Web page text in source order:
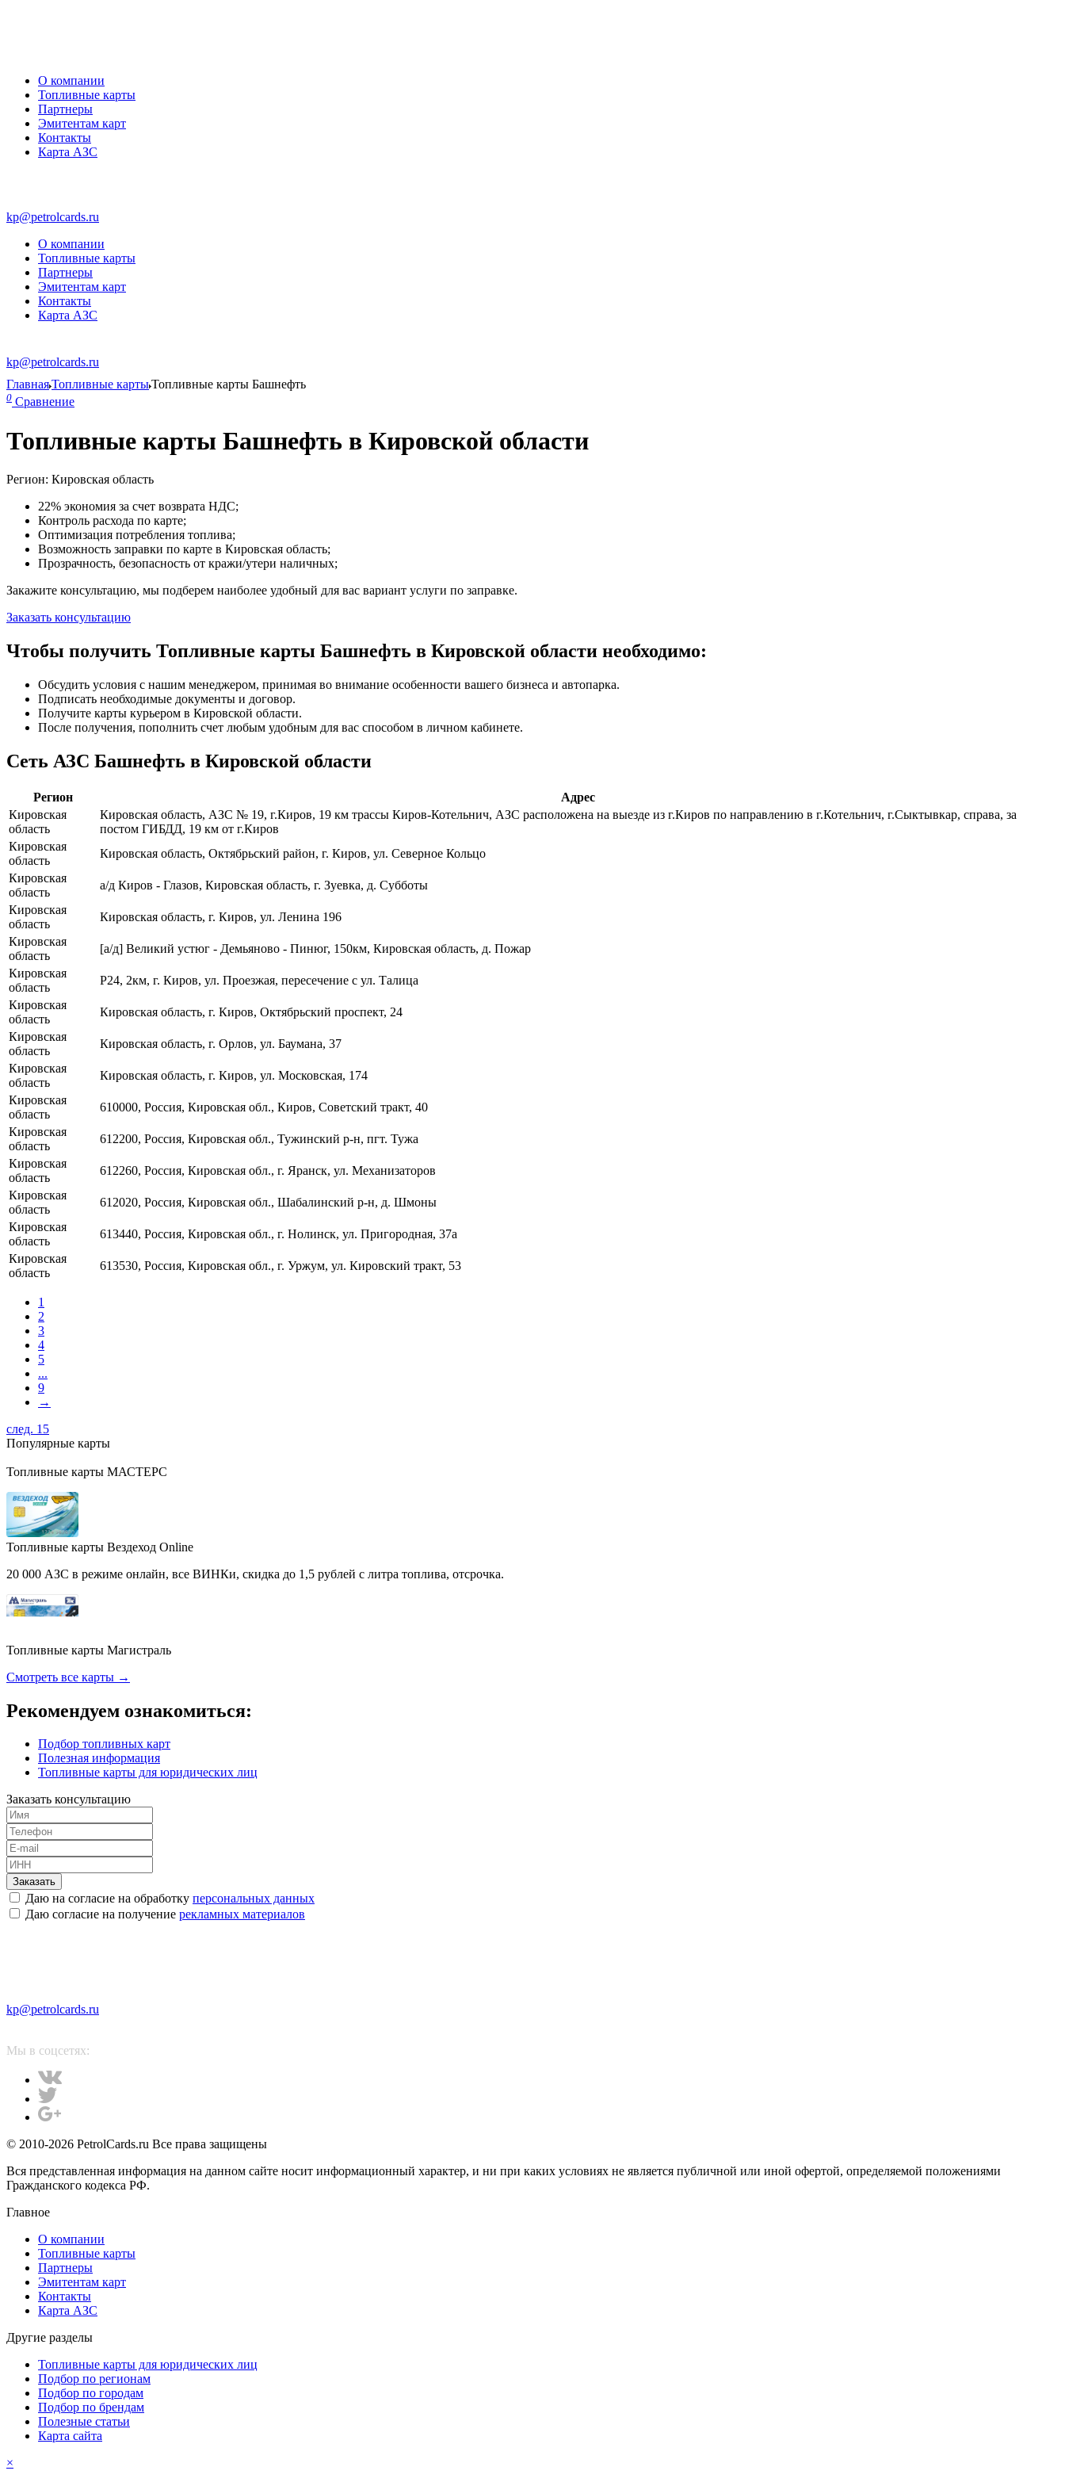
О компании
Топливные карты
Партнеры
Эмитентам карт
Контакты
Карта АЗС
kp@petrolcards.ru
О компании
Топливные карты
Партнеры
Эмитентам карт
Контакты
Карта АЗС
kp@petrolcards.ru
ГлавнаяТопливные картыТопливные карты Башнефть
0 Сравнение
Топливные карты Башнефть в Кировской области
Регион: Кировская область
22% экономия за счет возврата НДС;
Контроль расхода по карте;
Оптимизация потребления топлива;
Возможность заправки по карте в Кировская область;
Прозрачность, безопасность от кражи/утери наличных;
Закажите консультацию, мы подберем наиболее удобный для вас вариант услуги по заправке.
Заказать консультацию
Чтобы получить Топливные карты Башнефть в Кировской области необходимо:
Обсудить условия с нашим менеджером, принимая во внимание особенности вашего бизнеса и автопарка.
Подписать необходимые документы и договор.
Получите карты курьером в Кировской области.
После получения, пополнить счет любым удобным для вас способом в личном кабинете.
Сеть АЗС Башнефть в Кировской области
Регион
Адрес
Кировская
область
Кировская область, АЗС № 19, г.Киров, 19 км трассы Киров-Котельнич, АЗС расположена на выезде из г.Киров по направлению в г.Котельнич, г.Сыктывкар, справа, за
постом ГИБДД, 19 км от г.Киров
Кировская
область
Кировская область, Октябрьский район, г. Киров, ул. Северное Кольцо
Кировская
область
а/д Киров - Глазов, Кировская область, г. Зуевка, д. Субботы
Кировская
область
Кировская область, г. Киров, ул. Ленина 196
Кировская
область
[а/д] Великий устюг - Демьяново - Пинюг, 150км, Кировская область, д. Пожар
Кировская
область
Р24, 2км, г. Киров, ул. Проезжая, пересечение с ул. Талица
Кировская
область
Кировская область, г. Киров, Октябрьский проспект, 24
Кировская
область
Кировская область, г. Орлов, ул. Баумана, 37
Кировская
область
Кировская область, г. Киров, ул. Московская, 174
Кировская
область
610000, Россия, Кировская обл., Киров, Советский тракт, 40
Кировская
область
612200, Россия, Кировская обл., Тужинский р-н, пгт. Тужа
Кировская
область
612260, Россия, Кировская обл., г. Яранск, ул. Механизаторов
Кировская
область
612020, Россия, Кировская обл., Шабалинский р-н, д. Шмоны
Кировская
область
613440, Россия, Кировская обл., г. Нолинск, ул. Пригородная, 37а
Кировская
область
613530, Россия, Кировская обл., г. Уржум, ул. Кировский тракт, 53
1
2
3
4
5
...
9
→
след. 15
Популярные карты
Топливные карты МАСТЕРС
Топливные карты Вездеход Online
20 000 АЗС в режиме онлайн, все ВИНКи, скидка до 1,5 рублей с литра топлива, отсрочка.
Топливные карты Магистраль
Смотреть все карты →
Рекомендуем ознакомиться:
Подбор топливных карт
Полезная информация
Топливные карты для юридических лиц
Заказать консультацию
Заказать
Даю на согласие на обработку персональных данных
Даю согласие на получение рекламных материалов
kp@petrolcards.ru
Мы в соцсетях:
© 2010-2026 PetrolCards.ru Все права защищены
Вся представленная информация на данном сайте носит информационный характер, и ни при каких условиях не является публичной или иной офертой, определяемой положениями
Гражданского кодекса РФ.
Главное
О компании
Топливные карты
Партнеры
Эмитентам карт
Контакты
Карта АЗС
Другие разделы
Топливные карты для юридических лиц
Подбор по регионам
Подбор по городам
Подбор по брендам
Полезные статьи
Карта сайта
×